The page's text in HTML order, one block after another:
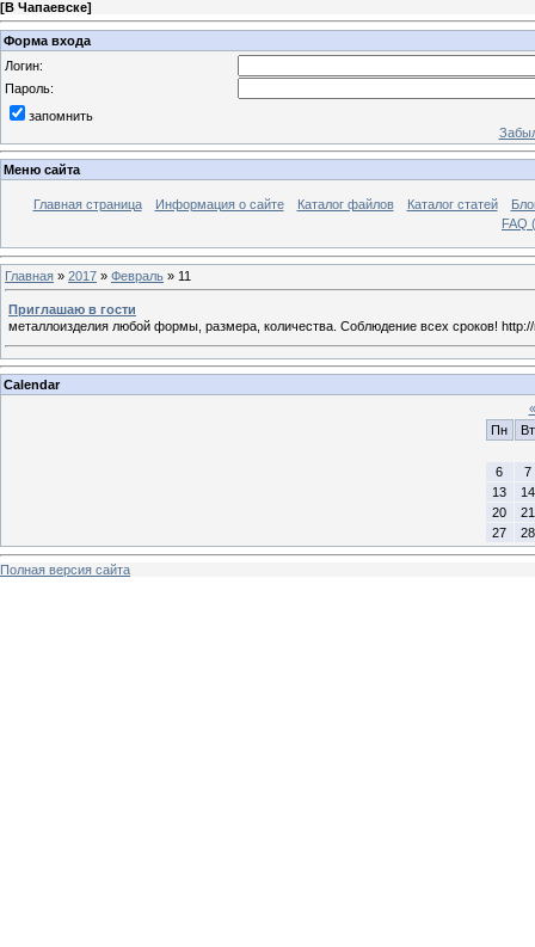
[В Чапаевске]
Форма входа
Логин:
Пароль:
запомнить
Меню сайта
Главная страница Информация о сайте Каталог файлов Каталог статей
FAQ
Главная » 2017 » Февраль » 11
Приглашаю в гости
металлоизделия любой формы, размера, количества. Соблюдение всех сроков!
Calendar
«
Пн
Вт
6
7
13
14
20
21
27
28
Полная версия сайта